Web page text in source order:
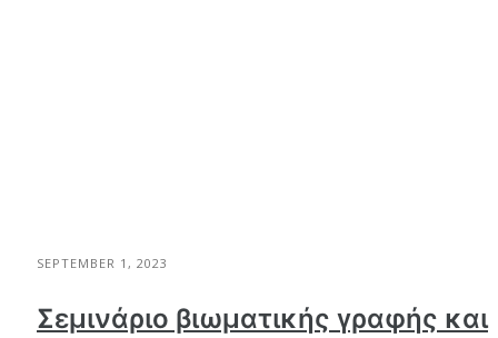
SEPTEMBER 1, 2023
Σεμινάριο βιωματικής γραφής και